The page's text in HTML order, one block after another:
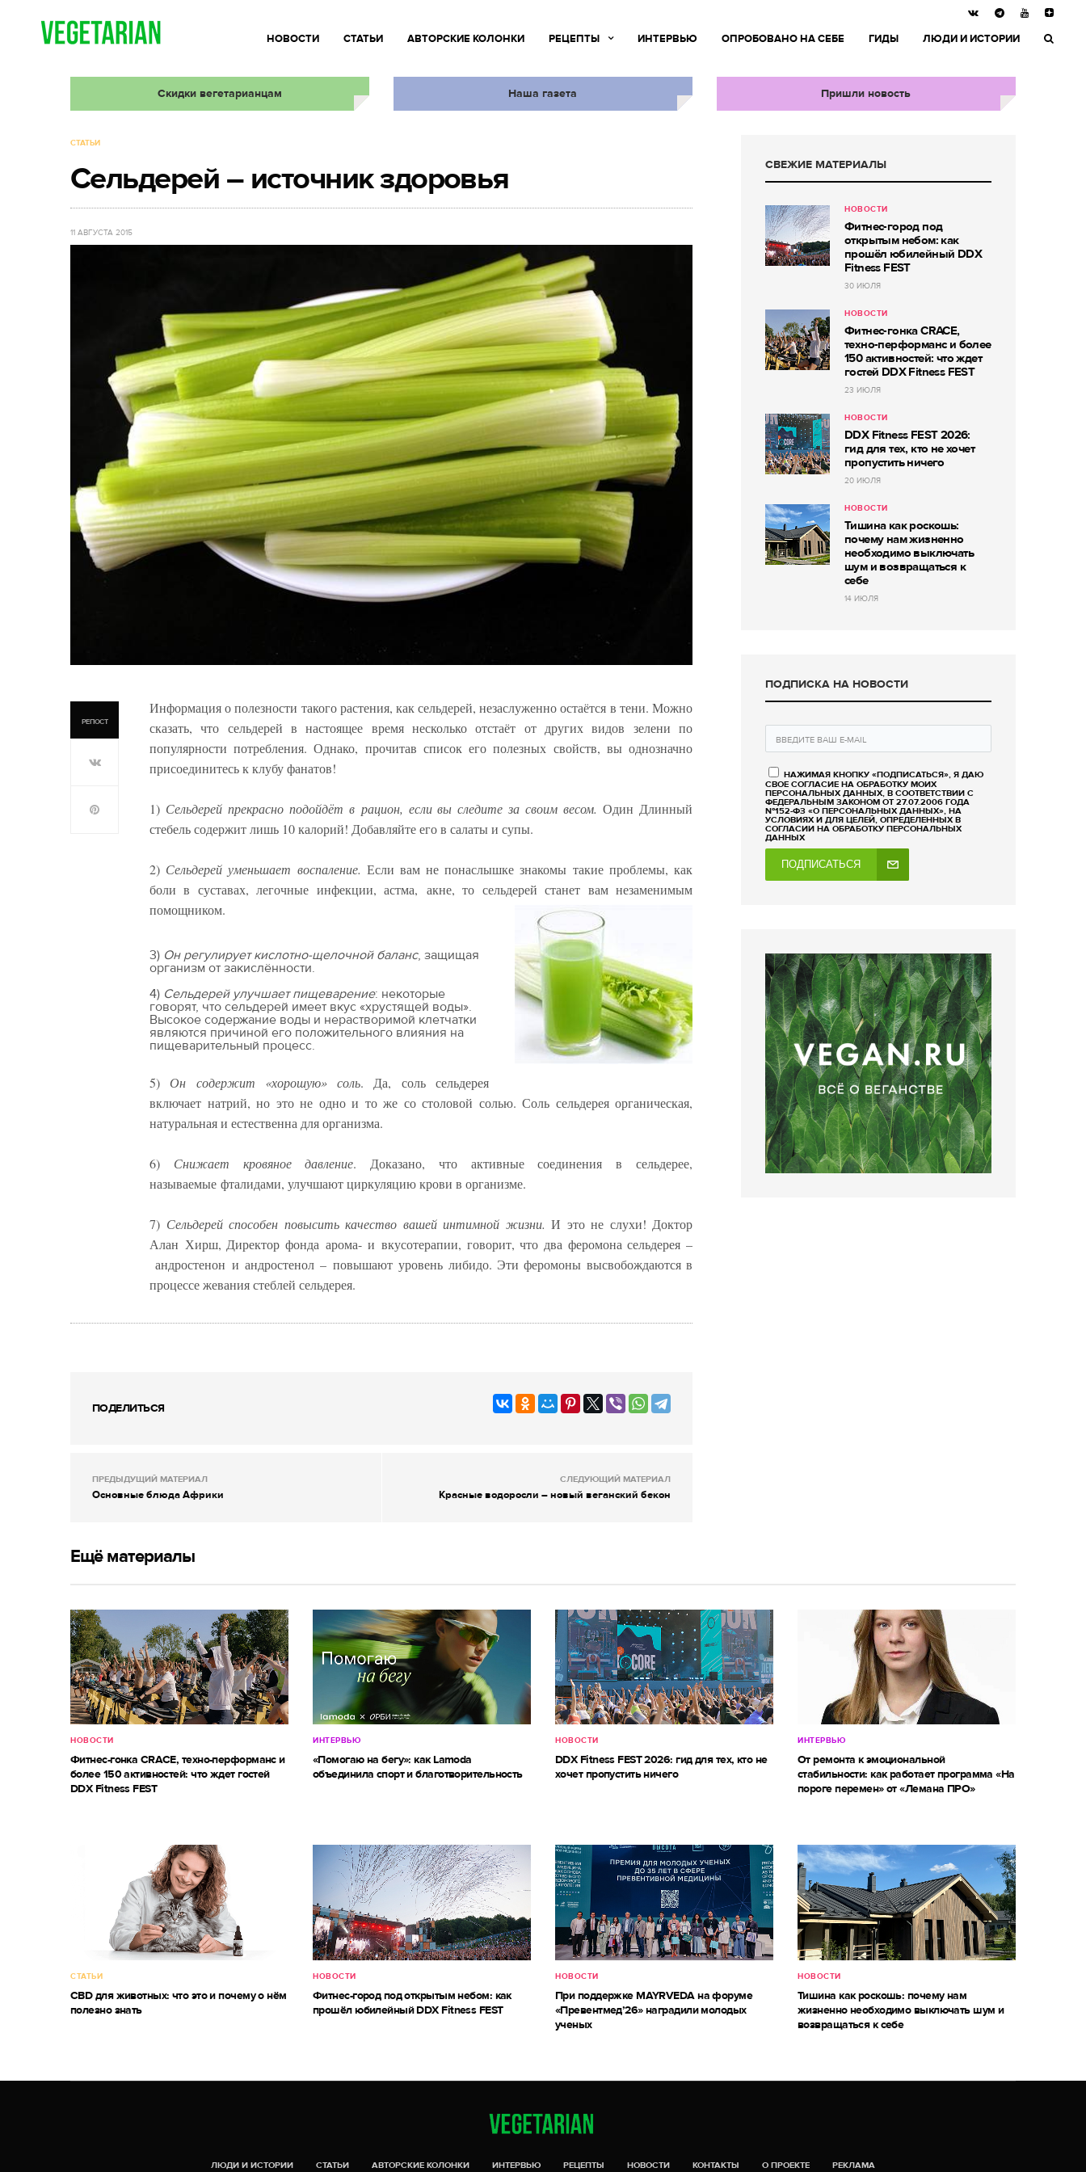
НОВОСТИ СТАТЬИ АВТОРСКИЕ КОЛОНКИ РЕЦЕПТЫ ИНТЕРВЬЮ ОПРОБОВАНО НА СЕБЕ ГИДЫ ЛЮДИ И ИСТОРИИ
Скидки вегетарианцам Наша газета Пришли новость
СТАТЬИ
Сельдерей – источник здоровья
11 АВГУСТА 2015
РЕПОСТ
Информация о полезности такого растения, как сельдерей, незаслуженно остаётся в тени. Можно
сказать, что сельдерей в настоящее время несколько отстаёт от других видов зелени по
популярности потребления. Однако, прочитав список его полезных свойств, вы однозначно
присоединитесь к клубу фанатов!
1) Сельдерей прекрасно подойдёт в рацион, если вы следите за своим весом. Один Длинный
стебель содержит лишь 10 калорий! Добавляйте его в салаты и супы.
2) Сельдерей уменьшает воспаление. Если вам не понаслышке знакомы такие проблемы, как
боли в суставах, легочные инфекции, астма, акне, то сельдерей станет вам незаменимым
помощником.
3) Он регулирует кислотно-щелочной баланс, защищая
организм от закислённости.
4) Сельдерей улучшает пищеварение: некоторые
говорят, что сельдерей имеет вкус «хрустящей воды».
Высокое содержание воды и нерастворимой клетчатки
являются причиной его положительного влияния на
пищеварительный процесс.
5)Он содержит «хорошую» соль. Да, соль сельдерея
включает натрий, но это не одно и то же со столовой солью. Соль сельдерея органическая,
натуральная и естественна для организма.
6) Снижает кровяное давление. Доказано, что активные соединения в сельдерее,
называемые фталидами, улучшают циркуляцию крови в организме.
7) Сельдерей способен повысить качество вашей интимной жизни. И это не слухи! Доктор
Алан Хирш, Директор фонда арома- и вкусотерапии, говорит, что два феромона сельдерея –
андростенон и андростенол – повышают уровень либидо. Эти феромоны высвобождаются в
процессе жевания стеблей сельдерея.
ПОДЕЛИТЬСЯ
ПРЕДЫДУЩИЙ МАТЕРИАЛ
Основные блюда Африки
СЛЕДУЮЩИЙ МАТЕРИАЛ
Красные водоросли – новый веганский бекон
СВЕЖИЕ МАТЕРИАЛЫ
НОВОСТИ
Фитнес-город под
открытым небом: как
прошёл юбилейный DDX
Fitness FEST
30 ИЮЛЯ
НОВОСТИ
Фитнес-гонка CRACE,
техно-перформанс и более
150 активностей: что ждет
гостей DDX Fitness FEST
23 ИЮЛЯ
НОВОСТИ
DDX Fitness FEST 2026:
гид для тех, кто не хочет
пропустить ничего
20 ИЮЛЯ
НОВОСТИ
Тишина как роскошь:
почему нам жизненно
необходимо выключать
шум и возвращаться к
себе
14 ИЮЛЯ
ПОДПИСКА НА НОВОСТИ
НАЖИМАЯ КНОПКУ «ПОДПИСАТЬСЯ», Я ДАЮ
СВОЕ СОГЛАСИЕ НА ОБРАБОТКУ МОИХ
ПЕРСОНАЛЬНЫХ ДАННЫХ, В СООТВЕТСТВИИ С
ФЕДЕРАЛЬНЫМ ЗАКОНОМ ОТ 27.07.2006 ГОДА
№152-ФЗ «О ПЕРСОНАЛЬНЫХ ДАННЫХ», НА
УСЛОВИЯХ И ДЛЯ ЦЕЛЕЙ, ОПРЕДЕЛЕННЫХ В
СОГЛАСИИ НА ОБРАБОТКУ ПЕРСОНАЛЬНЫХ
ДАННЫХ
ПОДПИСАТЬСЯ
Ещё материалы
НОВОСТИ
Фитнес-гонка CRACE, техно-перформанс и
более 150 активностей: что ждет гостей
DDX Fitness FEST
ИНТЕРВЬЮ
«Помогаю на бегу»: как Lamoda
объединила спорт и благотворительность
НОВОСТИ
DDX Fitness FEST 2026: гид для тех, кто не
хочет пропустить ничего
ИНТЕРВЬЮ
От ремонта к эмоциональной
стабильности: как работает программа «На
пороге перемен» от «Лемана ПРО»
СТАТЬИ
CBD для животных: что это и почему о нём
полезно знать
НОВОСТИ
Фитнес-город под открытым небом: как
прошёл юбилейный DDX Fitness FEST
НОВОСТИ
При поддержке MAYRVEDA на форуме
«Превентмед’26» наградили молодых
ученых
НОВОСТИ
Тишина как роскошь: почему нам
жизненно необходимо выключать шум и
возвращаться к себе
ЛЮДИ И ИСТОРИИ СТАТЬИ АВТОРСКИЕ КОЛОНКИ ИНТЕРВЬЮ РЕЦЕПТЫ НОВОСТИ КОНТАКТЫ О ПРОЕКТЕ РЕКЛАМА